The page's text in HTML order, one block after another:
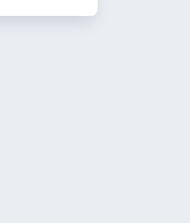
PS4版『迷宮経営SLG Zombie6tal